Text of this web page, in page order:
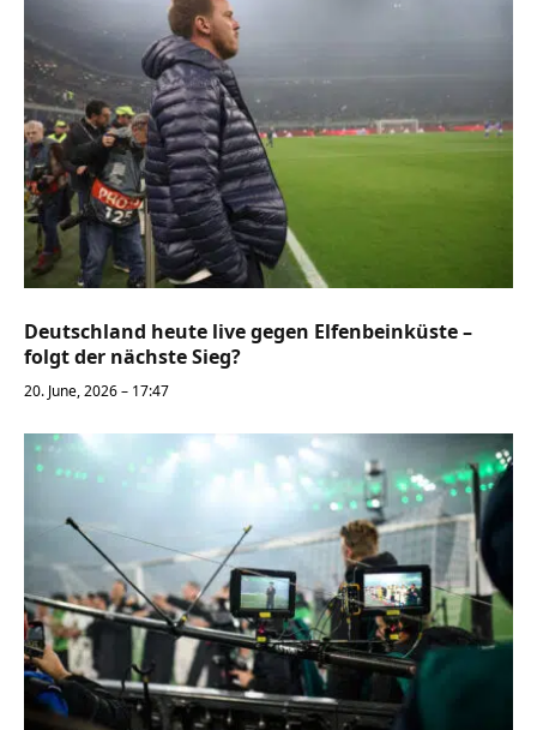
Deutschland heute live gegen Elfenbeinküste –
folgt der nächste Sieg?
20. June, 2026 – 17:47